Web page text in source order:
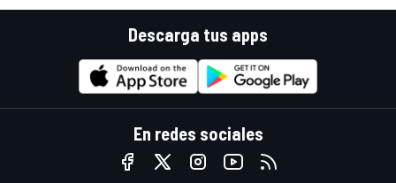
Descarga tus apps
En redes sociales